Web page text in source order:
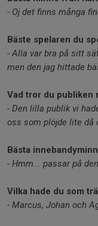
- Oj det finns många
Bäste spelaren du
- Alla var bra på sitt
men den jag hittade
Vad tror du publiken
- Den lilla publik vi
oss som plöjde lite då
Bästa
- Hmm... passar på
Vilka hade du som
- Marcus, Johan och